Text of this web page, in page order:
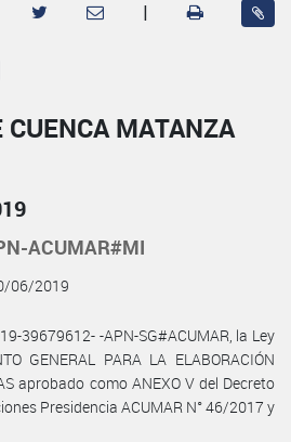
|
CUENCA MATANZA
ACUMAR#MI
06/2019
39679612- -APN-SG#ACUMAR, la Ley
GENERAL PARA LA ELABORACIÓN
aprobado como ANEXO V del Decreto
Presidencia ACUMAR N° 46/2017 y